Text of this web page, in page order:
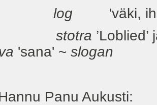
log 'väki,
stotra ’Loblied’
'sana' ~ slogan
Panu Aukusti: